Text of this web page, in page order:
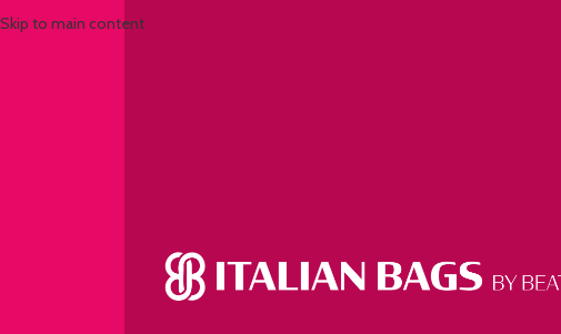
Skip to main content